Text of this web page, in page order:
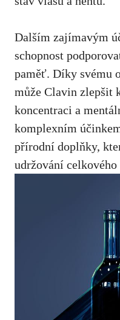
Dalším zajímavým
schopnost
paměť. Díky svému
může Clavin zlepšit
koncentraci a
komplexním
přírodní doplňky,
udržování